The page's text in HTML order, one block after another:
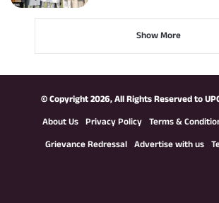
Show More
© Copyright 2026, All Rights Reserved to
About Us Privacy Policy Terms &
Grievance Redressal Advertise with us